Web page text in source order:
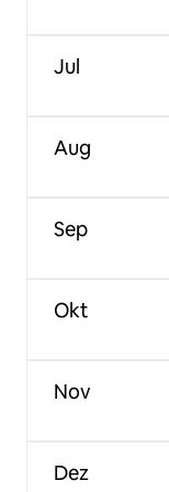
Jul
Aug
Sep
Okt
Nov
Dez